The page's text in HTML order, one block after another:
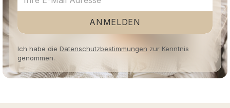
ANMELDEN
Ich habe die Datenschutzbestimmungen zur Kenntnis
genommen.